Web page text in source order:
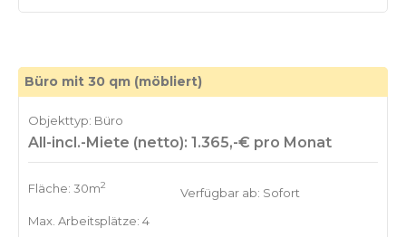
Büro mit 30 qm (möbliert)
Objekttyp: Büro
All-incl.-Miete (netto): 1.365,-€ pro Monat
Fläche: 30m2
Max. Arbeitsplätze: 4
Verfügbar ab: Sofort